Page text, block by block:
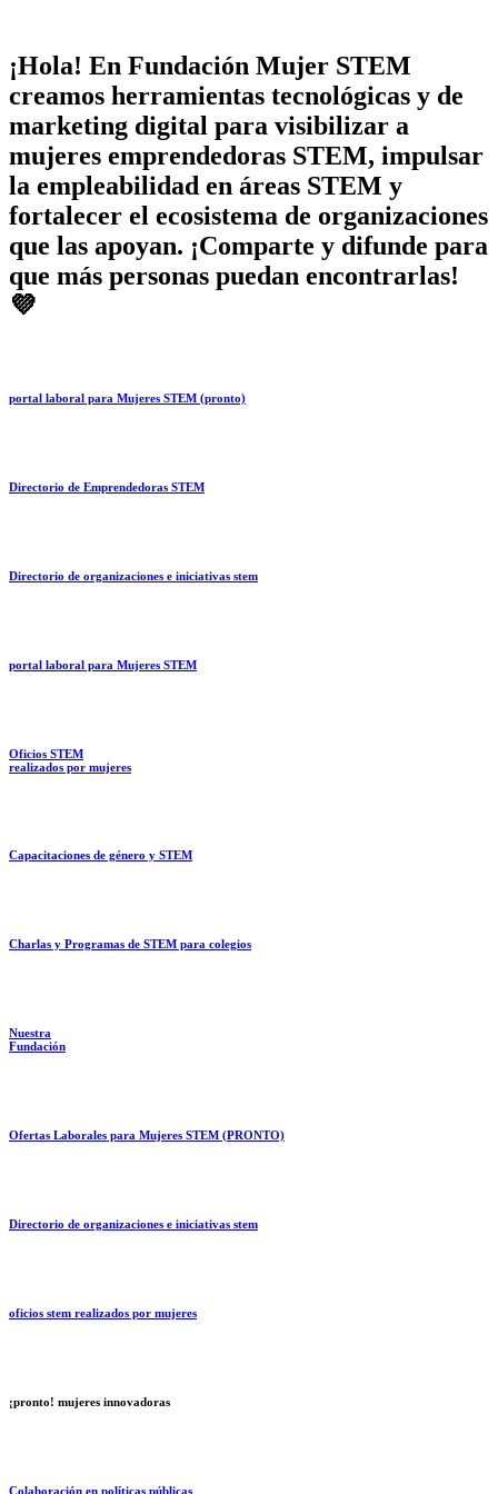
¡Hola! En Fundación Mujer STEM
creamos herramientas tecnológicas y de
marketing digital para visibilizar a
mujeres emprendedoras STEM, impulsar
la empleabilidad en áreas STEM y
fortalecer el ecosistema de organizaciones
que las apoyan. ¡Comparte y difunde para
que más personas puedan encontrarlas!
💜
portal laboral para Mujeres STEM (pronto)
Directorio de Emprendedoras STEM
Directorio de organizaciones e iniciativas stem
portal laboral para Mujeres STEM
Oficios STEM
realizados por mujeres
Capacitaciones de género y STEM
Charlas y Programas de STEM para colegios
Nuestra
Fundación
Ofertas Laborales para Mujeres STEM (PRONTO)
Directorio de organizaciones e iniciativas stem
oficios stem realizados por mujeres
¡pronto! mujeres innovadoras
Colaboración en políticas públicas